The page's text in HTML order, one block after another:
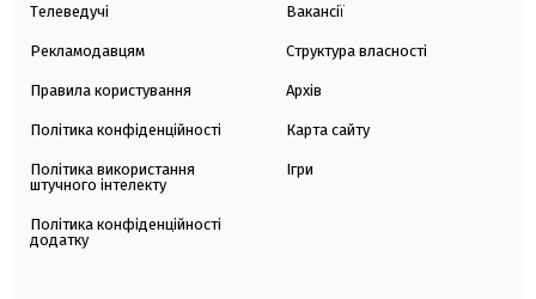
Телеведучі
Рекламодавцям
Правила користування
Політика конфіденційності
Політика використання
штучного інтелекту
Політика конфіденційності
додатку
Вакансії
Структура власності
Архів
Карта сайту
Ігри